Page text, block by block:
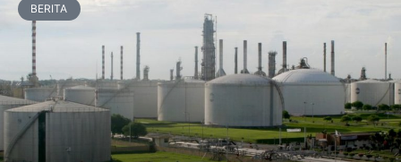
BERITA